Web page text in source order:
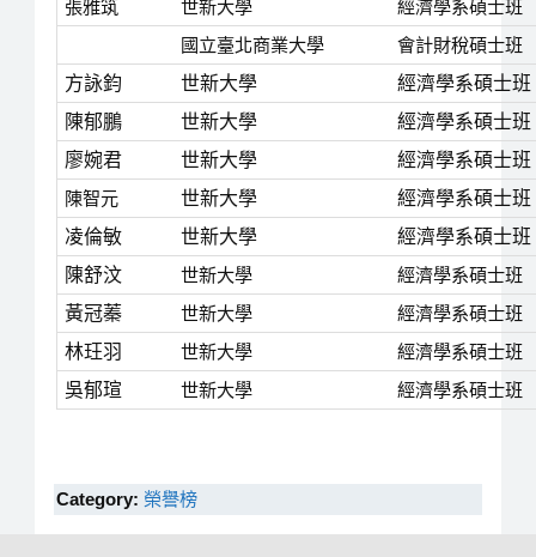
張雅筑 世新大學
經濟學系碩士班
國立臺北商業大學
會計財稅碩士班
方詠鈞
世新大學
經濟學系碩士班
陳郁鵬
世新大學
經濟學系碩士班
廖婉君
世新大學
經濟學系碩士班
陳智元
世新大學
經濟學系碩士班
凌倫敏
世新大學
經濟學系碩士班
陳舒汶
世新大學
經濟學系碩士班
黃冠蓁
世新大學
經濟學系碩士班
林玨羽
世新大學
經濟學系碩士班
吳郁瑄
世新大學 經濟學系碩士班
Category: 榮譽榜